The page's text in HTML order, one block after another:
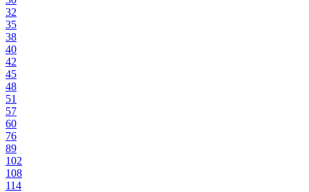
32
35
38
40
42
45
48
51
57
60
76
89
102
108
114